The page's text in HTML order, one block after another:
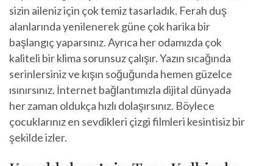
sizin aileniz için çok temiz tasarladık. Ferah duş
alanlarında yenilenerek güne çok harika bir
başlangıç yaparsınız. Ayrıca her odamızda çok
kaliteli bir klima sorunsuz çalışır. Yazın sıcağında
serinlersiniz ve kışın soğuğunda hemen güzelce
ısınırsınız. İnternet bağlantımızla dijital dünyada
her zaman oldukça hızlı dolaşırsınız. Böylece
çocuklarınız en sevdikleri çizgi filmleri kesintisiz bir
şekilde izler.